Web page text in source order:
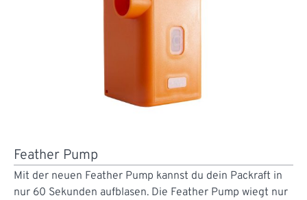
Feather Pump
Mit der neuen Feather Pump kannst du dein Packraft in
nur 60 Sekunden aufblasen. Die Feather Pump wiegt nur